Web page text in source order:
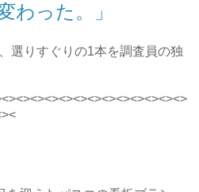
わった。」
選りすぐりの1本を調査員の独